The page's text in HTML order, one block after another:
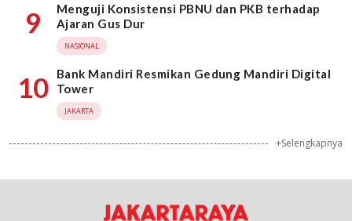
9
Menguji Konsistensi PBNU dan PKB terhadap
Ajaran Gus Dur
NASIONAL
10
Bank Mandiri Resmikan Gedung Mandiri Digital
Tower
JAKARTA
+Selengkapnya